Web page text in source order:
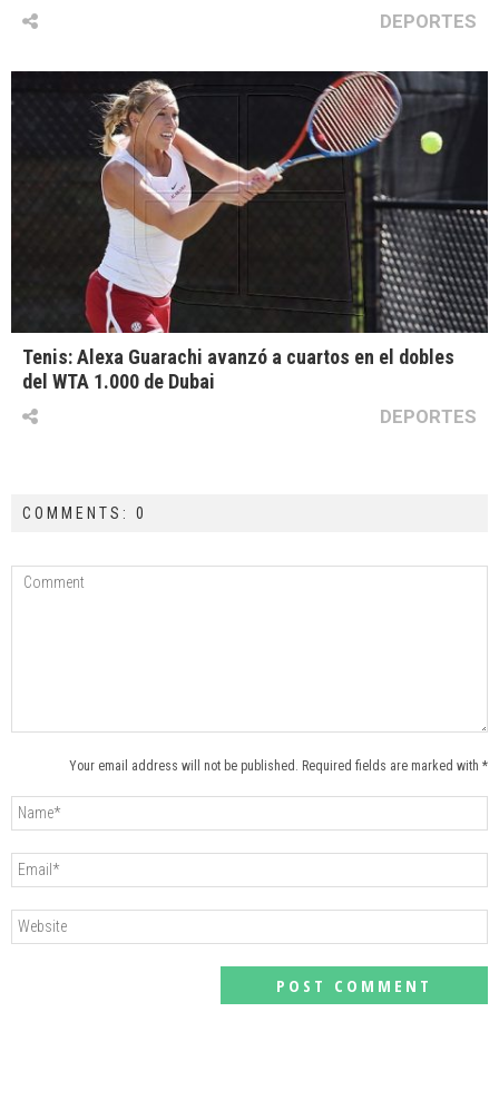
DEPORTES
Tenis: Alexa Guarachi avanzó a cuartos en el dobles
del WTA 1.000 de Dubai
DEPORTES
COMMENTS: 0
Your email address will not be published. Required fields are marked with *